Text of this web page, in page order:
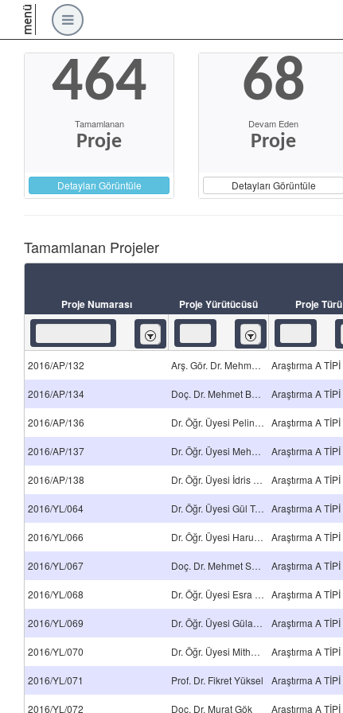
menü
464
Tamamlanan
Proje
Detayları Görüntüle
68
Devam Eden
Proje
Detayları Görüntüle
Tamamlanan Projeler
Proje Numarası Proje Yürütücüsü Proje Türü
İçeren İçeren
2016/AP/132 Arş. Gör. Dr. Mehmet Arslan
2016/AP/134 Doç. Dr. Mehmet Büyükyıldız
2016/AP/136 Dr. Öğr. Üyesi Pelin Baran
2016/AP/137 Dr. Öğr. Üyesi Mehmet Arif Kaya
2016/AP/138 Dr. Öğr. Üyesi İdris Karagöz
2016/YL/064 Dr. Öğr. Üyesi Gül Tuba Dağcı
2016/YL/066 Dr. Öğr. Üyesi Harun Ceylan
2016/YL/067 Doç. Dr. Mehmet Selçuk Mert
2016/YL/068 Dr. Öğr. Üyesi Esra Bilgin Şimşek
2016/YL/069 Dr. Öğr. Üyesi Gülay Bayramoğlu
2016/YL/070 Dr. Öğr. Üyesi Mithat Çelebi
2016/YL/071 Prof. Dr. Fikret Yüksel
2016/YL/072 Doç. Dr. Murat Gök